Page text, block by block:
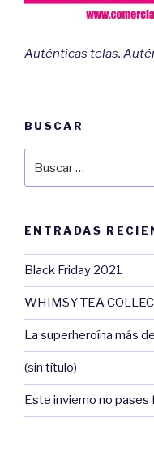
Auténticas telas.
BUSCAR
ENTRADAS
Black Friday 2021
WHIMSY TEA
La superheroína más
(sin título)
Este invierno no pases